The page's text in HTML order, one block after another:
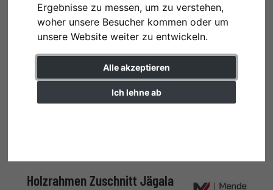
Ergebnisse zu messen, um zu verstehen,
woher unsere Besucher kommen oder um
unsere Website weiter zu entwickeln.
Alle akzeptieren
Ich lehne ab
Holzrahmen Zuschnitt Jägala